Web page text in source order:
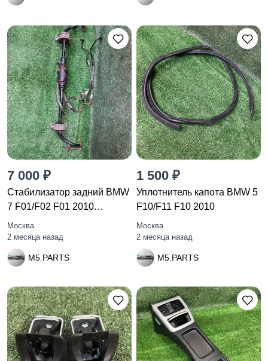
7 000 ₽
Стабилизатор задний BMW
7 F01/F02 F01 2010
6775187
Москва
2 месяца назад
M5.PARTS
1 500 ₽
Уплотнитель капота BMW 5
F10/F11 F10 2010
Москва
2 месяца назад
M5.PARTS